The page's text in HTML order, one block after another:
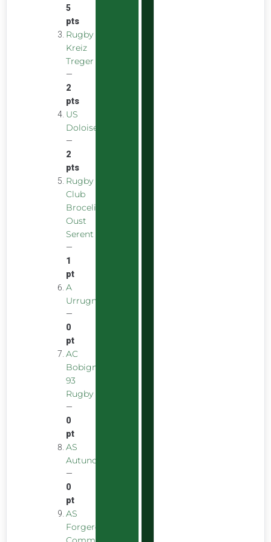
5
pts
Rugby
Kreiz
Treger
—
2
pts
US
Doloise
—
2
pts
Rugby
Club
Broceliande
Oust
Serent
—
1
pt
A
Urrugnarrak
—
0
pt
AC
Bobigny
93
Rugby
—
0
pt
AS
Autunoise
—
0
pt
AS
Forgeron